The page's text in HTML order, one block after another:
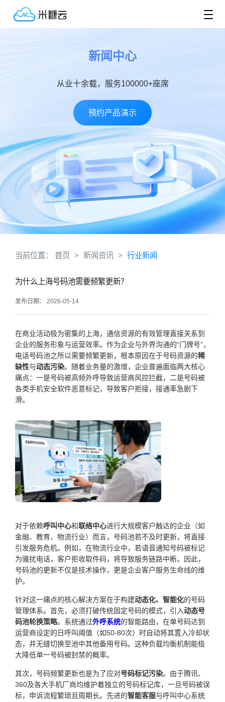
新闻中心
从业十余载，服务100000+座席
预约产品演示
当前位置： 首页 > 新闻资讯 > 行业新闻
为什么上海号码池需要频繁更新？
发布日期： 2026-05-14
在商业活动极为密集的上海，通信资源的有效管理直接关系到
企业的服务形象与运营效率。作为企业与外界沟通的“门牌号”，
电话号码池之所以需要频繁更新，根本原因在于号码资源的稀
缺性与动态污染。随着业务量的激增，企业普遍面临两大核心
痛点：一是号码被高频外呼导致运营商风控拦截，二是号码被
各类手机安全软件恶意标记，导致客户拒接，接通率急剧下
滑。
对于依赖呼叫中心和联络中心进行大规模客户触达的企业（如
金融、教育、物流行业）而言，号码池若不及时更新，将直接
引发服务危机。例如，在物流行业中，若语音通知号码被标记
为骚扰电话，客户拒收取件码，将导致服务链路中断。因此，
号码池的更新不仅是技术操作，更是企业客户服务生命线的维
护。
针对这一痛点的核心解决方案在于构建动态化、智能化的号码
管理体系。首先，必须打破传统固定号码的模式，引入动态号
码池轮换策略。系统通过外呼系统的智能路由，在单号码达到
运营商设定的日呼叫阈值（如50-80次）时自动将其置入冷却状
态，并无缝切换至池中其他备用号码。这种负载均衡机制能极
大降低单一号码被封禁的概率。
其次，号码频繁更新也是为了应对号码标记污染。由于腾讯、
360及各大手机厂商均维护着独立的号码标记库，一旦号码被误
标，申诉流程繁琐且周期长。先进的智能客服与呼叫中心系统